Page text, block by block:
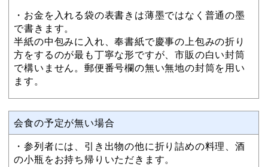
・お金を入れる袋の表書きは薄墨ではなく普通の墨
で書きます。
半紙の中包みに入れ、奉書紙で慶事の上包みの折り
方をするのが最も丁寧な形ですが、市販の白い封筒
で構いません。郵便番号欄の無い無地の封筒を用い
ます。
会食の予定が無い場合
・参列者には、引き出物の他に折り詰めの料理、酒
の小瓶をお持ち帰りいただきます。